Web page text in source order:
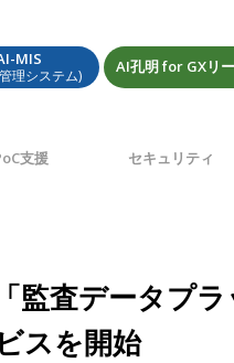
MIS
理システム) AI孔明 for GXリ
支援 セキュリティ
監査データプ
スを開始